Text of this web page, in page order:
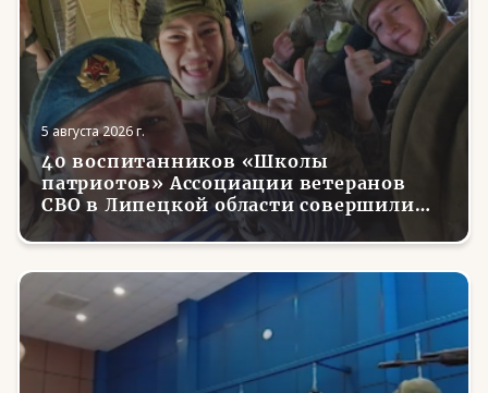
5 августа 2026 г.
40 воспитанников «Школы
патриотов» Ассоциации ветеранов
СВО в Липецкой области совершили
первые парашютные прыжки